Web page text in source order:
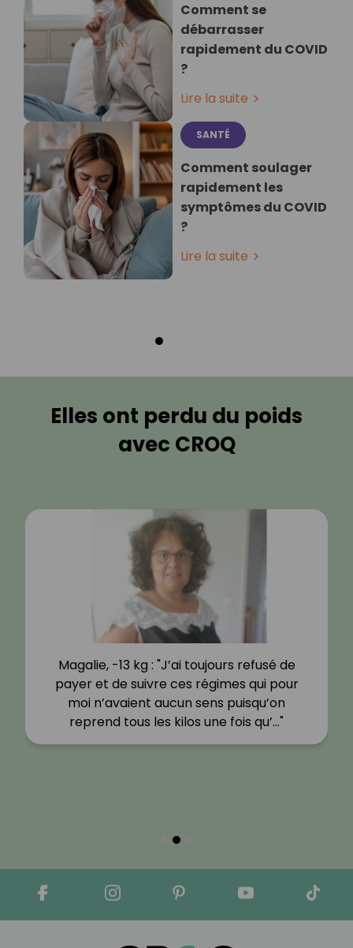
Comment se
débarrasser
rapidement du COVID
?
Lire la suite
SANTÉ
Comment soulager
rapidement les
symptômes du COVID
?
Lire la suite
Elles ont perdu du poids
avec CROQ
Magalie, -13 kg : "J’ai toujours refusé de
payer et de suivre ces régimes qui pour
moi n’avaient aucun sens puisqu’on
reprend tous les kilos une fois qu’…"